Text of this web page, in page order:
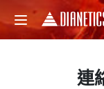
連